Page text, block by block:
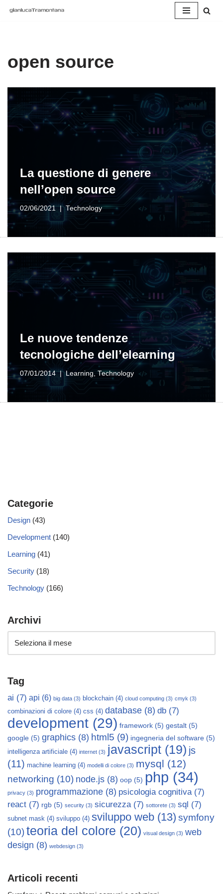
open source
La questione di genere
nell’open source
02/06/2021 Technology
Le nuove tendenze
tecnologiche dell’elearning
07/01/2014 Learning,Technology
Categorie
Design (43)
Development (140)
Learning (41)
Security (18)
Technology (166)
Archivi
Tag
ai (7) api (6) big data (3) blockchain (4) cloud computing (3) cmyk (3)
combinazioni di colore (4) css (4) database (8) db (7)
development (29) framework (5) gestalt (5)
google (5) graphics (8) html5 (9) ingegneria del software (5)
intelligenza artificiale (4) internet (3) javascript (19) js
(11) machine learning (4) modelli di colore (3) mysql (12)
networking (10) node.js (8) oop (5) php (34)
privacy (3) programmazione (8) psicologia cognitiva(7)
react (7) rgb (5) security (3) sicurezza(7) sottorete (3) sql (7)
subnet mask (4) sviluppo (4) sviluppo web (13) symfony
(10)teoria del colore (20) visual design (3) web
design (8) webdesign (3)
Articoli recenti